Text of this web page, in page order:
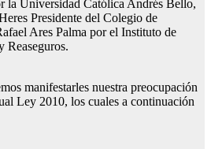
la Universidad Católica Andrés Bello,
Presidente del Colegio de
Ares Palma por el Instituto de
Reaseguros.
manifestarles nuestra preocupación
Ley 2010, los cuales a continuación